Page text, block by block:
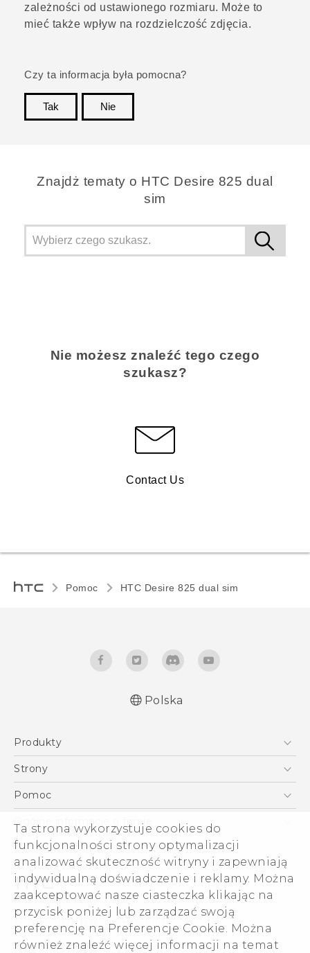
Ta strona wykorzystuje cookies do
funkcjonalności strony optymalizacji
analizować skuteczność witryny i zapewniają
indywidualną doświadczenie i reklamy. Można
zaakceptować nasze ciasteczka klikając na
przycisk poniżej lub zarządzać swoją
preferencję na Preferencje Cookie. Można
również znaleźć więcej informacji na temat
zależności od ustawionego rozmiaru. Może to
mieć także wpływ na rozdzielczość zdjęcia.
Czy ta informacja była pomocna?
Tak
Nie
Znajdż tematy o HTC Desire 825 dual
sim
Nie możesz znaleźć tego czego
szukasz?
Contact Us
Pomoc HTC Desire 825 dual sim‎
Polish - Wytyczne dotyczące bezpieczeństwa i
English - User manual
English - Safety and regulatory guide
Polska
Produkty
Smartfony
VIVE
Akcesoria
Strony
HTC Vive
Pomoc
Pomoc E-commerce
Ogólne informacje o firmie
ESG
Informacje o firmie
Dla inwestorów (angielski)
Cookie Preferences
Kariera
© 2011-2026 HTC Corporation
Warunki prawne